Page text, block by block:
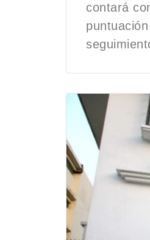
contará